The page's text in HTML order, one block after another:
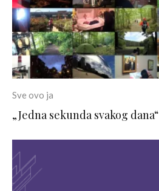
Sve ovo ja
„Jedna sekunda svakog dana“